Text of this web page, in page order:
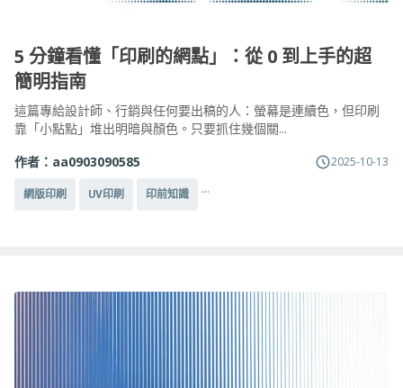
5 分鐘看懂「印刷的網點」：從 0 到上手的超
簡明指南
這篇專給設計師、行銷與任何要出稿的人：螢幕是連續色，但印刷
靠「小點點」堆出明暗與顏色。只要抓住幾個關...
作者： aa0903090585 2025-10-13
網版印刷 UV印刷 印前知識 ...